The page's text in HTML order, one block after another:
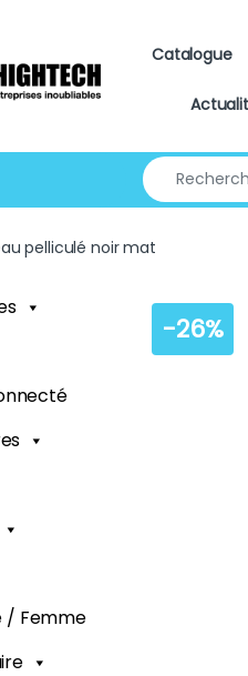
Catalogue
Search for:
pelliculé noir mat
-26%
/ Femme